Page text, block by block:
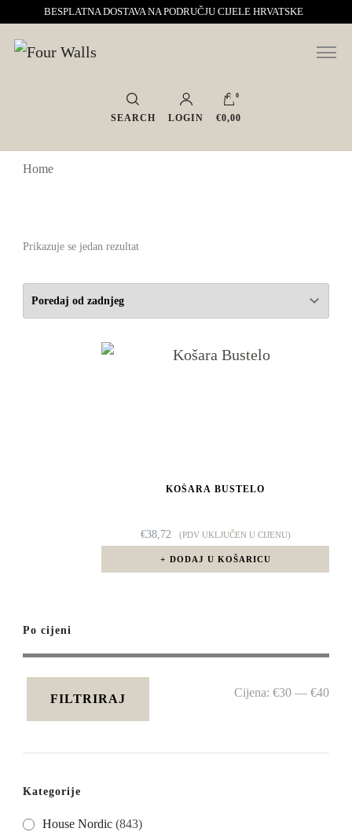
BESPLATNA DOSTAVA NA PODRUČJU CIJELE HRVATSKE
Four Walls
Sve za interijer po Vašoj mjeri. Salon namještaja, dekoracije i rasvjete.
Interijeri s karakterom
SEARCH LOGIN
0
€0,00
Home
Prikazuje se jedan rezultat
KOŠARA BUSTELO
€38,72 (PDV UKLJUČEN U CIJENU)
DODAJ U KOŠARICU
Po cijeni
FILTRIRAJ Cijena: €30 — €40
Kategorije
House Nordic (843)